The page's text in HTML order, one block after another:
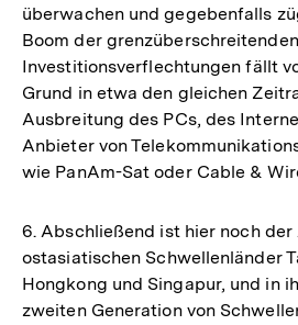
überwachen und gegebenfalls
Boom der grenzüberschreitenden
Investitionsverflechtungen fällt
Grund in etwa den gleichen
Ausbreitung des PCs, des
Anbieter von
wie PanAm-Sat oder Cable &
6. Abschließend ist hier noch
ostasiatischen Schwellenländer
Hongkong und Singapur, und in
zweiten Generation von